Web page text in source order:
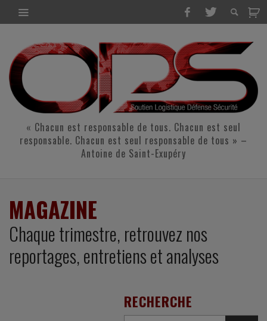
« Chacun est responsable de tous. Chacun est seul
responsable. Chacun est seul responsable de tous » –
Antoine de Saint-Exupéry
MAGAZINE
Chaque trimestre, retrouvez nos
reportages, entretiens et analyses
RECHERCHE